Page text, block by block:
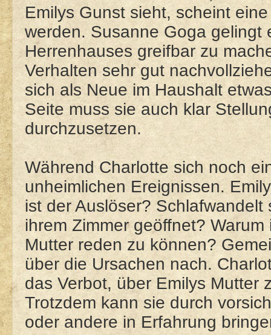
Emilys Gunst sieht, scheint
werden. Susanne Goga gelingt
Herrenhauses greifbar zu
Verhalten sehr gut
sich als Neue im Haushalt
Seite muss sie auch klar
durchzusetzen.
Während Charlotte sich noch
unheimlichen Ereignissen.
ist der Auslöser?
ihrem Zimmer geöffnet?
Mutter reden zu können?
über die Ursachen nach.
das Verbot, über Emilys Mutter
Trotzdem kann sie durch
oder andere in Erfahrung